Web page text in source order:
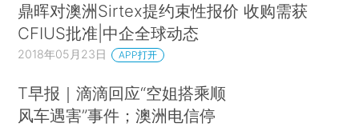
鼎晖对澳洲Sirtex提约束性报价 收购需获
CFIUS批准|中企全球动态
2018年05月23日 APP打开
T早报｜滴滴回应“空姐搭乘顺
风车遇害”事件；澳洲电信停